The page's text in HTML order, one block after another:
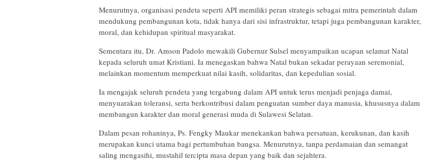
Menurutnya, organisasi pendeta seperti API memiliki peran strategis sebagai mitra pemerintah dalam
mendukung pembangunan kota, tidak hanya dari sisi infrastruktur, tetapi juga pembangunan karakter,
moral, dan kehidupan spiritual masyarakat.
Sementara itu, Dr. Amson Padolo mewakili Gubernur Sulsel menyampaikan ucapan selamat Natal
kepada seluruh umat Kristiani. Ia menegaskan bahwa Natal bukan sekadar perayaan seremonial,
melainkan momentum memperkuat nilai kasih, solidaritas, dan kepedulian sosial.
Ia mengajak seluruh pendeta yang tergabung dalam API untuk terus menjadi penjaga damai,
menyuarakan toleransi, serta berkontribusi dalam penguatan sumber daya manusia, khususnya dalam
membangun karakter dan moral generasi muda di Sulawesi Selatan.
Dalam pesan rohaninya, Ps. Fengky Maukar menekankan bahwa persatuan, kerukunan, dan kasih
merupakan kunci utama bagi pertumbuhan bangsa. Menurutnya, tanpa perdamaian dan semangat
saling mengasihi, mustahil tercipta masa depan yang baik dan sejahtera.